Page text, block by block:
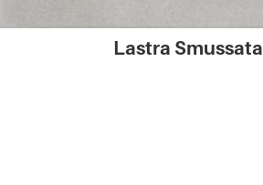
Lastra Smussata